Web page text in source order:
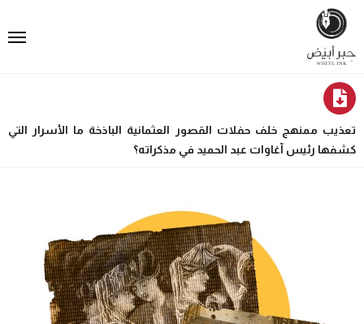
تعذيب ممنهج خلف حفلات القصور العثمانية الباذخة ما الأسرار التي
كشفها رئيس آغاوات عبد الحميد في مذكراته؟